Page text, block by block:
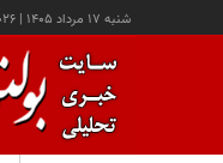
شنبه ۱۷ مرداد ۱۴۰۵ |